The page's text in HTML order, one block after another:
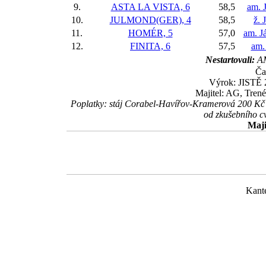
9. ASTA LA VISTA, 6 58,5
am.
10.
JULMOND(GER), 4 58,5
ž.
11.
HOMÉR, 5 57,0
am.
12.
FINITA, 6 57,5
Nestartovali:
Výrok: JISTĚ
Majitel: AG,
Poplatky: stáj Corabel-Havířov-Kramerová 200
od zkušebního